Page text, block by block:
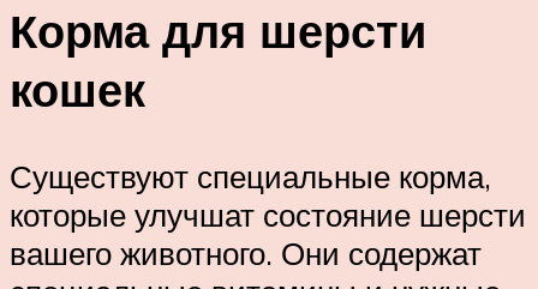
Корма для шерсти
кошек
Существуют специальные корма,
которые улучшат состояние шерсти
вашего животного. Они содержат